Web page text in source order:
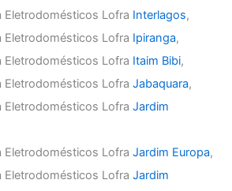
Eletrodomésticos Lofra Interlagos,
Eletrodomésticos Lofra Ipiranga,
Eletrodomésticos Lofra Itaim Bibi,
Eletrodomésticos LofraJabaquara,
Eletrodomésticos LofraJardim
Eletrodomésticos LofraJardim Europa,
Eletrodomésticos LofraJardim